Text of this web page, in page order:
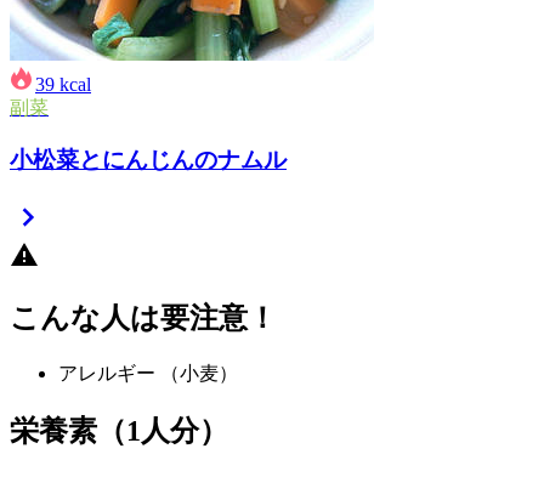
39 kcal
副菜
小松菜とにんじんのナムル
こんな人は要注意！
アレルギー （小麦）
栄養素 （1人分）